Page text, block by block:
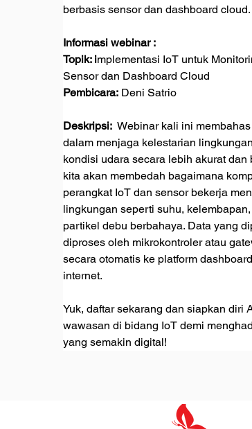
berbasis sensor dan dashboard cloud.
Informasi webinar :
Topik: implementasi IoT untuk
Sensor dan Dashboard Cloud
Pembicara: Deni Satrio
Deskripsi: Webinar kali ini
dalam menjaga kelestarian
kondisi udara secara lebih akurat
kita akan membedah bagaimana
perangkat IoT dan sensor bekerja
lingkungan seperti suhu,
partikel debu berbahaya. Data yang
diproses oleh mikrokontroler atau
secara otomatis ke platform
internet.
Yuk, daftar sekarang dan siapkan diri
wawasan di bidang IoT demi
yang semakin digital!